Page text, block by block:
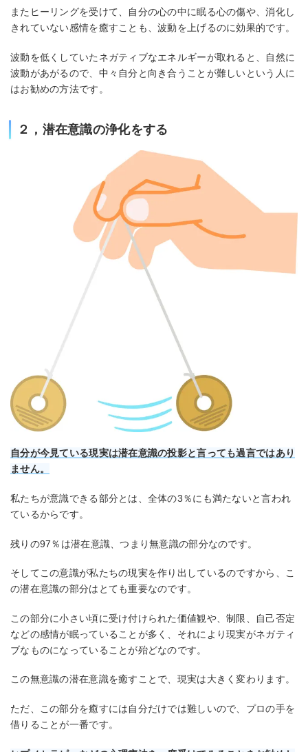
またヒーリングを受けて、自分の心の中に眠る心の傷や、消化し
きれていない感情を癒すことも、波動を上げるのに効果的です。
波動を低くしていたネガティブなエネルギーが取れると、自然に
波動があがるので、中々自分と向き合うことが難しいという人に
はお勧めの方法です。
２，潜在意識の浄化をする
自分が今見ている現実は潜在意識の投影と言っても過言ではあり
ません。
私たちが意識できる部分とは、全体の3％にも満たないと言われ
ているからです。
残りの97％は潜在意識、つまり無意識の部分なのです。
そしてこの意識が私たちの現実を作り出しているのですから、こ
の潜在意識の部分はとても重要なのです。
この部分に小さい頃に受け付けられた価値観や、制限、自己否定
などの感情が眠っていることが多く、それにより現実がネガティ
ブなものになっていることが殆どなのです。
この無意識の潜在意識を癒すことで、現実は大きく変わります。
ただ、この部分を癒すには自分だけでは難しいので、プロの手を
借りることが一番です。